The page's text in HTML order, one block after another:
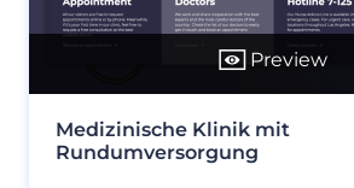
Preview
Medizinische Klinik mit
Rundumversorgung